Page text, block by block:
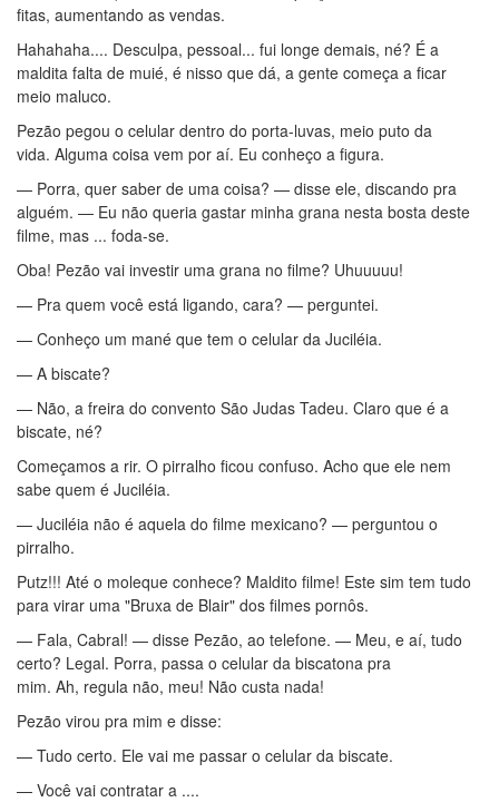
fitas, aumentando as vendas.
Hahahaha.... Desculpa, pessoal... fui longe demais, né? É a
maldita falta de muié, é nisso que dá, a gente começa a ficar
meio maluco.
Pezão pegou o celular dentro do porta-luvas, meio puto da
vida. Alguma coisa vem por aí. Eu conheço a figura.
— Porra, quer saber de uma coisa? — disse ele, discando pra
alguém. — Eu não queria gastar minha grana nesta bosta deste
filme, mas ... foda-se.
Oba! Pezão vai investir uma grana no filme? Uhuuuuu!
— Pra quem você está ligando, cara? — perguntei.
— Conheço um mané que tem o celular da Juciléia.
— A biscate?
— Não, a freira do convento São Judas Tadeu. Claro que é a
biscate, né?
Começamos a rir. O pirralho ficou confuso. Acho que ele nem
sabe quem é Juciléia.
— Juciléia não é aquela do filme mexicano? — perguntou o
pirralho.
Putz!!! Até o moleque conhece? Maldito filme! Este sim tem tudo
para virar uma "Bruxa de Blair" dos filmes pornôs.
— Fala, Cabral! — disse Pezão, ao telefone. — Meu, e aí, tudo
certo? Legal. Porra, passa o celular da biscatona pra
mim. Ah, regula não, meu! Não custa nada!
Pezão virou pra mim e disse:
— Tudo certo. Ele vai me passar o celular da biscate.
— Você vai contratar a ....